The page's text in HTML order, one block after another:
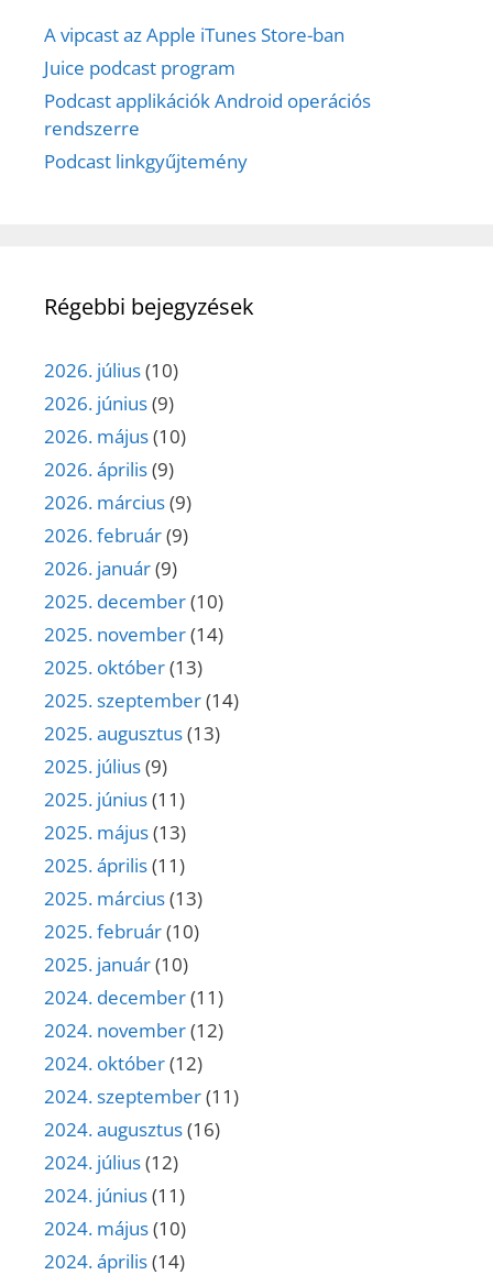
A vipcast az Apple iTunes Store-ban
Juice podcast program
Podcast applikációk Android operációs
rendszerre
Podcast linkgyűjtemény
Régebbi bejegyzések
2026. július(10)
2026. június(9)
2026. május(10)
2026. április(9)
2026. március(9)
2026. február(9)
2026. január(9)
2025. december(10)
2025. november(14)
2025. október(13)
2025. szeptember(14)
2025. augusztus(13)
2025. július(9)
2025. június(11)
2025. május(13)
2025. április(11)
2025. március(13)
2025. február(10)
2025. január(10)
2024. december(11)
2024. november(12)
2024. október(12)
2024. szeptember(11)
2024. augusztus(16)
2024. július(12)
2024. június(11)
2024. május(10)
2024. április(14)